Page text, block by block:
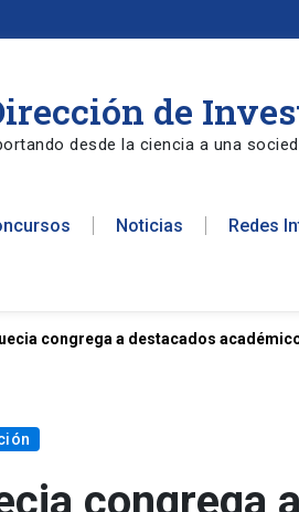
de
desde la ciencia a una
Noticias Redes
congrega a destacados